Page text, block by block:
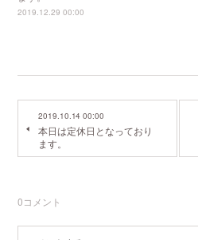
2019.12.29 00:00
2019.10.14 00:00
本日は定休日となっており
ます。
0コメント